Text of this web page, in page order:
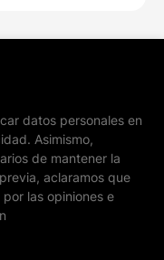
datos personales en
Asimismo,
de mantener la
aclaramos que
las opiniones e